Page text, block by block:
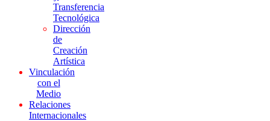
Transferencia
Tecnológica
Dirección
de
Creación
Artística
Vinculación
con el
Medio
Relaciones
Internacionales